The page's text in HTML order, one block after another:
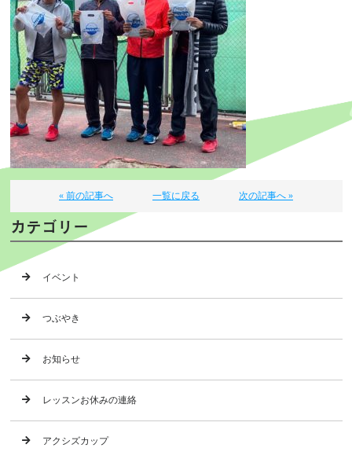
« 前の記事へ 一覧に戻る 次の記事へ »
カテゴリー
イベント
つぶやき
お知らせ
レッスンお休みの連絡
アクシズカップ